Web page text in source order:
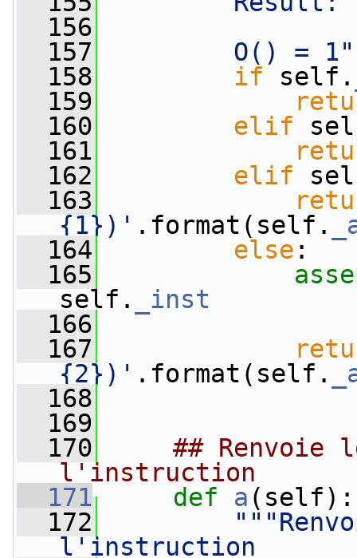
  156
  157
O() =
  158
if self.
  159
  160
elif
  161
  162
elif
  163
{1})' .format(self.
  164
else
  165
self.
_inst
  166
  167
{2})' .format(self.
  168
  169
  170
## Renvoie
l'instruction
  171
def a (self):
  172
l'instruction